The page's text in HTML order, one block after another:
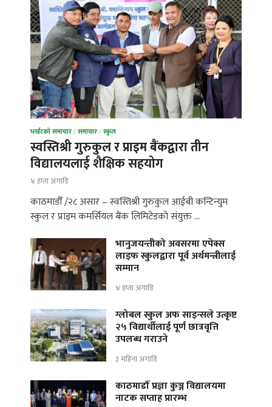
भर्खरको समाचार/समाचार/स्कुल
स्वस्तिश्री गुरुकुल र प्राइम बैंकद्वारा तीन
विद्यालयलाई शैक्षिक सहयोग
४ हप्ता अगाडि
काठमाडौँ /२८ असार – स्वस्तिश्री गुरुकुल आईबी कन्टिन्युम
स्कुल र प्राइम कमर्सियल बैंक लिमिटेडको संयुक्त …
भानुजयन्तीको अवसरमा एपेक्स
लाइफ स्कुलद्वारा पूर्व अर्थमन्त्रीलाई
सम्मान
४ हप्ता अगाडि
ग्लोबल स्कुल अफ साइन्सले उत्कृष्ट
२५ विद्यार्थीलाई पूर्ण छात्रवृत्ति
उपलब्ध गराउने
३ महिना अगाडि
काठमाडौँ प्रज्ञा कुञ्ज विद्यालयमा
नाटक सप्ताह प्रारम्भ